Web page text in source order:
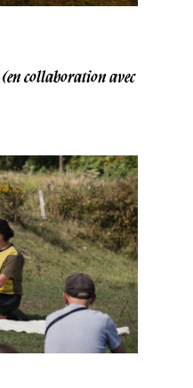
(en collaboration avec